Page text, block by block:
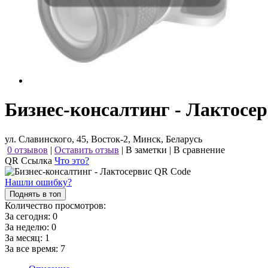
Бизнес-консалтинг -
ул. Славинского, 45, Восток-2, Минск, Беларусь
0 отзывов | Оставить отзыв | В заметки | В сравнение
QR Ссылка Что это?
Нашли ошибку?
Поднять в топ
Количество просмотров:
За сегодня: 0
За неделю: 0
За месяц: 1
За все время: 7